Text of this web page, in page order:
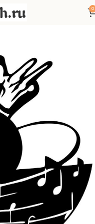
0
Зарубежная музыка